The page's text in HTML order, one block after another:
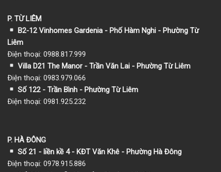
P. TỪ LIÊM
B2-12 Vinhomes Gardenia - Phố Hàm Nghi - Phường Từ
Liêm
Điện thoại: 0988.817.999
Villa D21 The Manor - Trần Văn Lai - Phường Từ Liêm
Điện thoại: 0983.979.066
Số 122 - Trần Bình - Phường Từ Liêm
Điện thoại: 0981.925.232
P. HÀ ĐÔNG
Số 21 - liền kề 4 - KĐT Văn Khê - Phường Hà Đông
Điện thoại: 0978.915.886